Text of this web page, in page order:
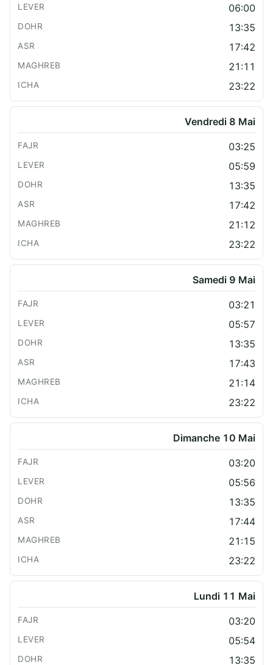
06:00
13:35
17:42
21:11
23:22
Vendredi 8 Mai
03:25
05:59
13:35
17:42
21:12
23:22
Samedi 9 Mai
03:21
05:57
13:35
17:43
21:14
23:22
Dimanche 10 Mai
03:20
05:56
13:35
17:44
21:15
23:22
Lundi 11 Mai
03:20
05:54
13:35